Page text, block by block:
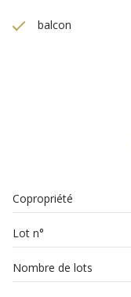
balcon
Copropriété
Lot n°
Nombre de lots